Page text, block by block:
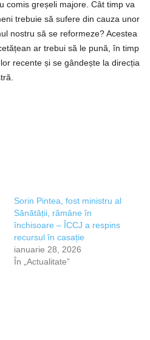
comis greșeli majore. Cât timp va
trebuie să sufere din cauza unor
nostru să se reformeze? Acestea
ar trebui să le pună, în timp
recente și se gândește la direcția
Sorin Pintea, fost ministru al
Sănătății, rămâne în
închisoare – ÎCCJ a respins
recursul în casație
ianuarie 28, 2026
În „Actualitate”